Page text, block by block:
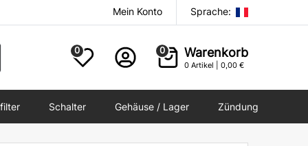
Mein Konto Sprache:
0 0 Warenkorb
0 Artikel | 0,00 €
Schalter Gehäuse / Lager Zündung